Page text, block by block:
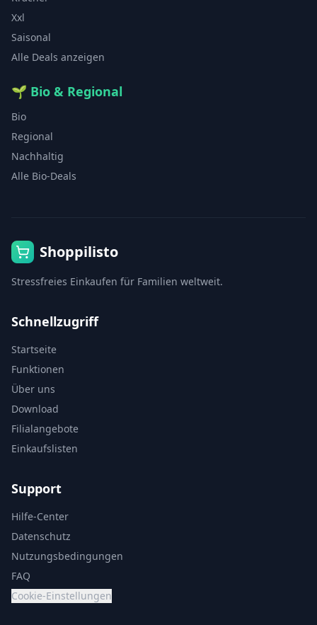
Xxl
Saisonal
Alle Deals anzeigen
🌱 Bio & Regional
Bio
Regional
Nachhaltig
Alle Bio-Deals
Shoppilisto
Stressfreies Einkaufen für Familien weltweit.
Schnellzugriff
Startseite
Funktionen
Über uns
Download
Filialangebote
Einkaufslisten
Support
Hilfe-Center
Datenschutz
Nutzungsbedingungen
FAQ
Cookie-Einstellungen